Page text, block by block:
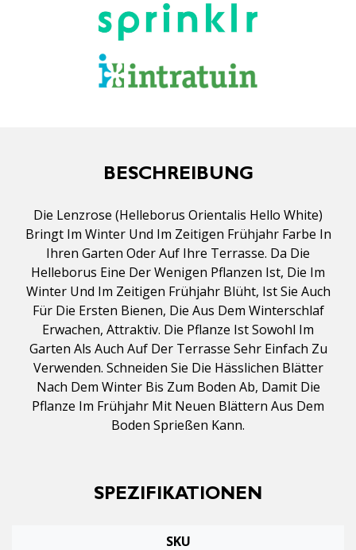
BESCHREIBUNG
Die Lenzrose (Helleborus Orientalis Hello White)
Bringt Im Winter Und Im Zeitigen Frühjahr Farbe In
Ihren Garten Oder Auf Ihre Terrasse. Da Die
Helleborus Eine Der Wenigen Pflanzen Ist, Die Im
Winter Und Im Zeitigen Frühjahr Blüht, Ist Sie Auch
Für Die Ersten Bienen, Die Aus Dem Winterschlaf
Erwachen, Attraktiv. Die Pflanze Ist Sowohl Im
Garten Als Auch Auf Der Terrasse Sehr Einfach Zu
Verwenden. Schneiden Sie Die Hässlichen Blätter
Nach Dem Winter Bis Zum Boden Ab, Damit Die
Pflanze Im Frühjahr Mit Neuen Blättern Aus Dem
Boden Sprießen Kann.
SPEZIFIKATIONEN
SKU